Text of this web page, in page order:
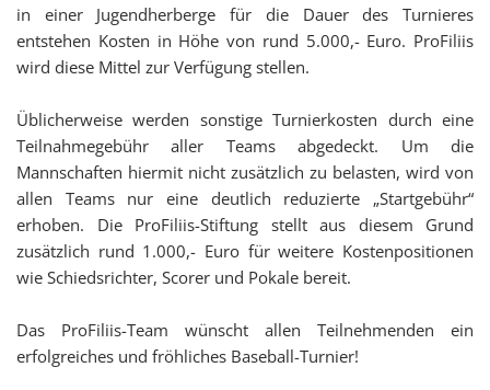
in einer Jugendherberge für die Dauer des Turnieres
entstehen Kosten in Höhe von rund 5.000,- Euro. ProFiliis
wird diese Mittel zur Verfügung stellen.
Üblicherweise werden sonstige Turnierkosten durch eine
Teilnahmegebühr aller Teams abgedeckt. Um die
Mannschaften hiermit nicht zusätzlich zu belasten, wird von
allen Teams nur eine deutlich reduzierte „Startgebühr“
erhoben. Die ProFiliis-Stiftung stellt aus diesem Grund
zusätzlich rund 1.000,- Euro für weitere Kostenpositionen
wie Schiedsrichter, Scorer und Pokale bereit.
Das ProFiliis-Team wünscht allen Teilnehmenden ein
erfolgreiches und fröhliches Baseball-Turnier!